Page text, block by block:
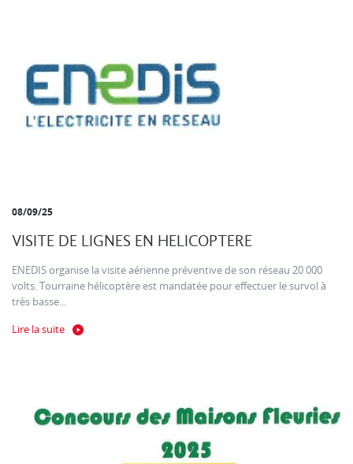
08/09/25
VISITE DE LIGNES EN HELICOPTERE
ENEDIS organise la visite aérienne préventive de son réseau 20 000
volts. Tourraine hélicoptère est mandatée pour effectuer le survol à
très basse...
Lire la suite